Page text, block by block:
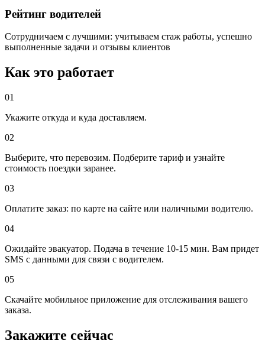
Рейтинг водителей
Сотрудничаем с лучшими: учитываем стаж работы, успешно
выполненные задачи и отзывы клиентов
Как это работает
01
Укажите откуда и куда доставляем.
02
Выберите, что перевозим. Подберите тариф и узнайте
стоимость поездки заранее.
03
Оплатите заказ: по карте на сайте или наличными водителю.
04
Ожидайте эвакуатор. Подача в течение 10-15 мин. Вам придет
SMS с данными для связи с водителем.
05
Скачайте мобильное приложение для отслеживания вашего
заказа.
Закажите сейчас